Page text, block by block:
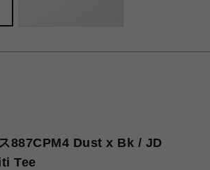
887CPM4 Dust x Bk / JD
Tee